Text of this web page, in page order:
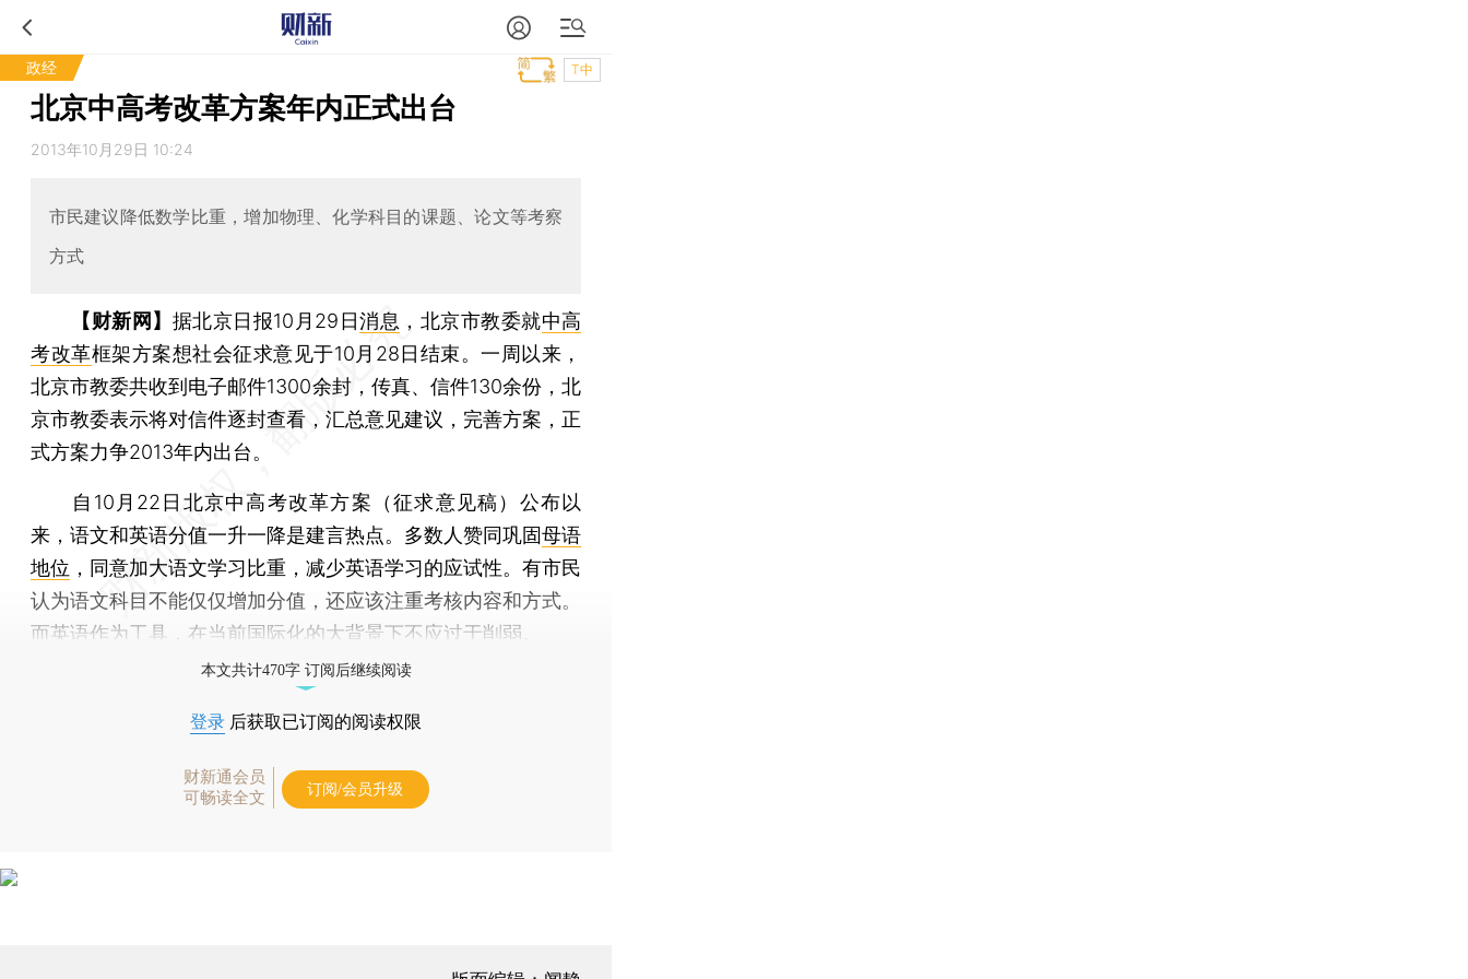
政经 T中
北京中高考改革方案年内正式出台
2013年10月29日 10:24
市民建议降低数学比重，增加物理、化学科目的课题、论文等考察
方式
【财新网】 据北京日报10月29日消息 ，北京市教委就中高
考改革框架方案想社会征求意见于10月28日结束。一周以来，
北京市教委共收到电子邮件1300余封，传真、信件130余份，北
京市教委表示将对信件逐封查看，汇总意见建议，完善方案，正
式方案力争2013年内出台。
自10月22日北京中高考改革方案（征求意见稿）公布以
来，语文和英语分值一升一降是建言热点。多数人赞同巩固母语
地位 ，同意加大语文学习比重，减少英语学习的应试性。有市民
认为语文科目不能仅仅增加分值，还应该注重考核内容和方式。
而英语作为工具，在当前国际化的大背景下不应过于削弱。
本文共计470字 订阅后继续阅读
登录 后获取已订阅的阅读权限
财新通会员
可畅读全文
订阅/会员升级